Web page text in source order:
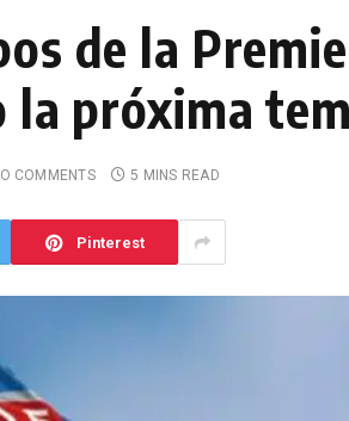
de la
próxima
COMMENTS 5 MINS READ
Pinterest